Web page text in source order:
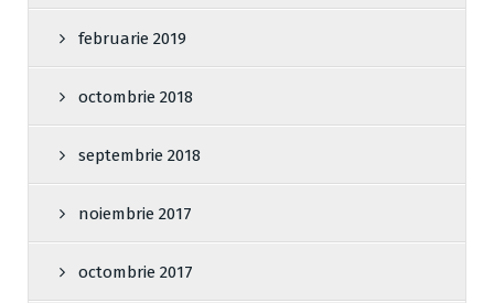
februarie 2019
octombrie 2018
septembrie 2018
noiembrie 2017
octombrie 2017